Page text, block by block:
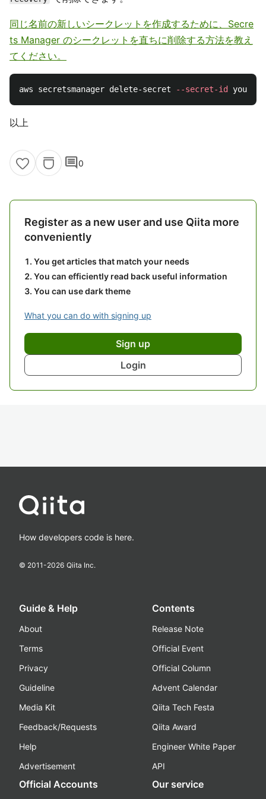
同じ名前の新しいシークレットを作成するために、Secre
ts Manager のシークレットを直ちに削除する方法を教え
てください。
aws secretsmanager delete-secret --secret-id your-
以上
comment0
Register as a new user and use Qiita more
conveniently
You get articles that match your needs
You can efficiently read back useful information
You can use dark theme
What you can do with signing up
Sign up
Login
How developers code is here.
© 2011-2026 Qiita Inc.
Guide & Help
About
Terms
Privacy
Guideline
Media Kit
Feedback/Requests
Help
Advertisement
Contents
Release Note
Official Event
Official Column
Advent Calendar
Qiita Tech Festa
Qiita Award
Engineer White Paper
API
Official Accounts Our service